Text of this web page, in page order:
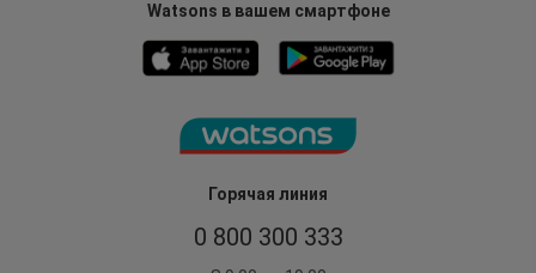
Горячая линия
0 800 300 333
Watsons в вашем смартфоне